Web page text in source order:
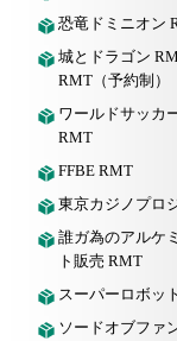
恐竜ドミニオン
城とドラゴン
RMT（予約制）
ワールドサッカ
RMT
FFBE RMT
東京カジノプロ
誰ガ為のアルケ
ト販売 RMT
スーパーロボッ
ソードオブファ